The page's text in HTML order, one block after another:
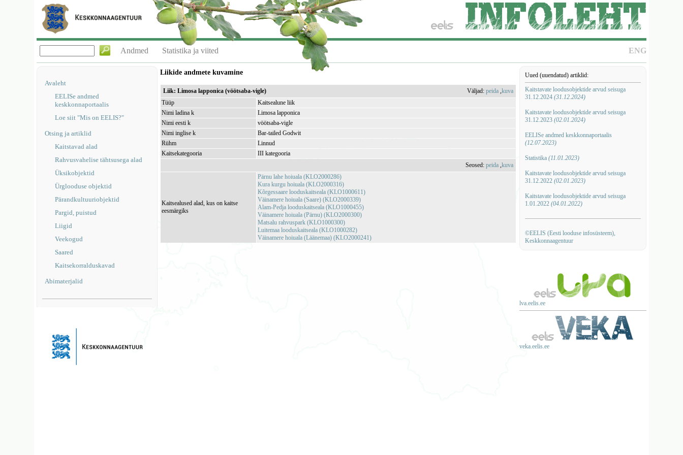
ENG
Andmed Statistika ja viited
Avaleht
EELISe andmed
keskkonnaportaalis
Loe siit "Mis on EELIS?"
Otsing ja artiklid
Kaitstavad alad
Rahvusvahelise tähtsusega alad
Üksikobjektid
Ürglooduse objektid
Pärandkultuuriobjektid
Pargid, puistud
Liigid
Veekogud
Saared
Kaitsekorralduskavad
Abimaterjalid
Uued (uuendatud) artiklid:
Kaitstavate loodusobjektide arvud seisuga
31.12.2024 (31.12.2024)
Kaitstavate loodusobjektide arvud seisuga
31.12.2023 (02.01.2024)
EELISe andmed keskkonnaportaalis
(12.07.2023)
Statistika (11.01.2023)
Kaitstavate loodusobjektide arvud seisuga
31.12.2022 (02.01.2023)
Kaitstavate loodusobjektide arvud seisuga
1.01.2022 (04.01.2022)
©EELIS (Eesti looduse infosüsteem),
Keskkonnaagentuur
lva.eelis.ee
veka.eelis.ee
Liikide andmete kuvamine
Liik: Limosa lapponica (vöötsaba-vigle) Väljad:peida ,kuva
Tüüp
Kaitsealune liik
Nimi ladina k
Limosa lapponica
Nimi eesti k
vöötsaba-vigle
Nimi inglise k
Bar-tailed Godwit
Rühm
Linnud
Kaitsekategooria
III kategooria
Seosed:peida ,kuva
Kaitsealused alad, kus on kaitse
eesmärgiks
Pärnu lahe hoiuala (KLO2000286)
Kura kurgu hoiuala (KLO2000316)
Kõrgessaare looduskaitseala (KLO1000611)
Väinamere hoiuala (Saare) (KLO2000339)
Alam-Pedja looduskaitseala (KLO1000455)
Väinamere hoiuala (Pärnu) (KLO2000300)
Matsalu rahvuspark (KLO1000300)
Luitemaa looduskaitseala (KLO1000282)
Väinamere hoiuala (Läänemaa) (KLO2000241)